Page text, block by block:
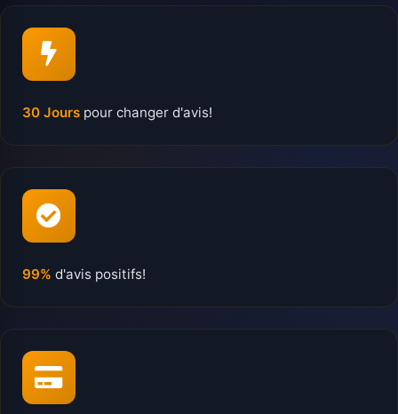
30 Jours pour changer d'avis!
99% d'avis positifs!